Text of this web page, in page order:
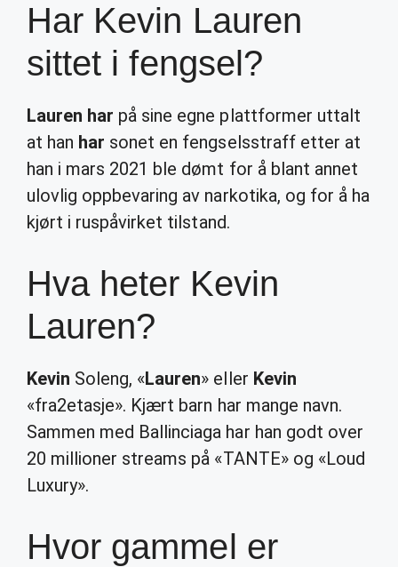
Har Kevin Lauren
sittet i fengsel?
Lauren har på sine egne plattformer uttalt
at han har sonet en fengselsstraff etter at
han i mars 2021 ble dømt for å blant annet
ulovlig oppbevaring av narkotika, og for å ha
kjørt i ruspåvirket tilstand.
Hva heter Kevin
Lauren?
Kevin Soleng, «Lauren» eller Kevin
«fra2etasje». Kjært barn har mange navn.
Sammen med Ballinciaga har han godt over
20 millioner streams på «TANTE» og «Loud
Luxury».
Hvor gammel er